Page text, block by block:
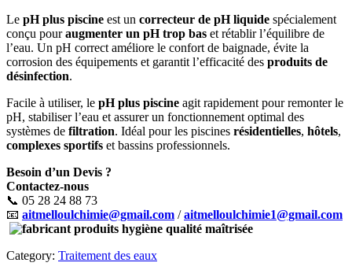
Le pH plus piscine est un correcteur de pH liquide spécialement
conçu pouraugmenter un pH trop bas et rétablir l’équilibre de
l’eau. Un pH correct améliore le confort de baignade, évite la
corrosion des équipements et garantit l’efficacité des produits de
désinfection.
Facile à utiliser, le pH plus piscine agit rapidement pour remonter le
pH, stabiliser l’eau et assurer un fonctionnement optimal des
systèmes de filtration. Idéal pour les piscines résidentielles, hôtels,
complexes sportifs et bassins professionnels.
Besoin d’un Devis ?
Contactez-nous
📞 05 28 24 88 73
📧 aitmelloulchimie@gmail.com /aitmelloulchimie1@gmail.com
Category: Traitement des eaux